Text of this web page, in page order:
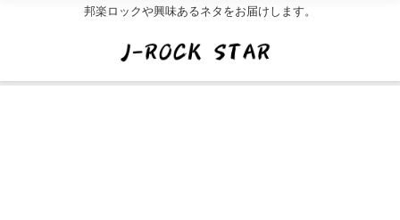
邦楽ロックや興味あるネタをお届けします。